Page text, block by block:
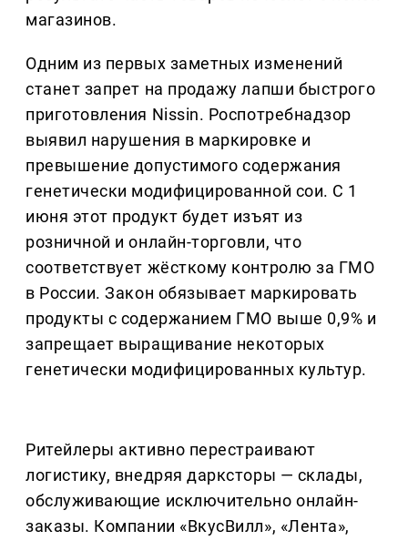
магазинов.
Одним из первых заметных изменений
станет запрет на продажу лапши быстрого
приготовления Nissin. Роспотребнадзор
выявил нарушения в маркировке и
превышение допустимого содержания
генетически модифицированной сои. С 1
июня этот продукт будет изъят из
розничной и онлайн-торговли, что
соответствует жёсткому контролю за ГМО
в России. Закон обязывает маркировать
продукты с содержанием ГМО выше 0,9% и
запрещает выращивание некоторых
генетически модифицированных культур.
Ритейлеры активно перестраивают
логистику, внедряя дарксторы — склады,
обслуживающие исключительно онлайн-
заказы. Компании «ВкусВилл», «Лента»,